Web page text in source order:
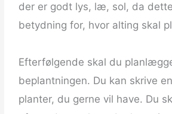
der er godt lys, læ, sol, da
betydning for, hvor alting skal
Efterfølgende skal du
beplantningen. Du kan skrive
planter, du gerne vil have. Du